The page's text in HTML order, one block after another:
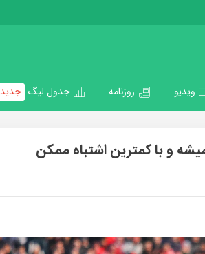
ویدیو روزنامه جدول لیگ جدید
و با کمترین اشتباه ممکن